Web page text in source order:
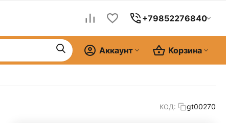
+79852276840
Корзина
Аккаунт
КОД: gt00270